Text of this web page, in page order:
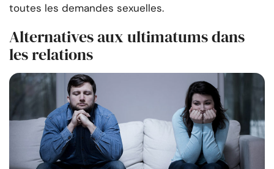
toutes les demandes sexuelles.
Alternatives aux ultimatums dans
les relations